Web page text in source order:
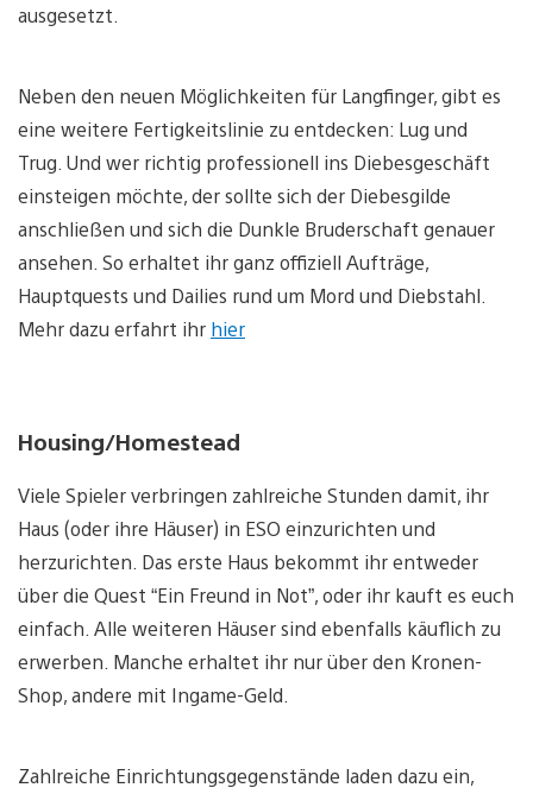
ausgesetzt.
Neben den neuen Möglichkeiten für Langfinger, gibt es
eine weitere Fertigkeitslinie zu entdecken: Lug und
Trug. Und wer richtig professionell ins Diebesgeschäft
einsteigen möchte, der sollte sich der Diebesgilde
anschließen und sich die Dunkle Bruderschaft genauer
ansehen. So erhaltet ihr ganz offiziell Aufträge,
Hauptquests und Dailies rund um Mord und Diebstahl.
Mehr dazu erfahrt ihr hier
Housing/Homestead
Viele Spieler verbringen zahlreiche Stunden damit, ihr
Haus (oder ihre Häuser) in ESO einzurichten und
herzurichten. Das erste Haus bekommt ihr entweder
über die Quest “Ein Freund in Not”, oder ihr kauft es euch
einfach. Alle weiteren Häuser sind ebenfalls käuflich zu
erwerben. Manche erhaltet ihr nur über den Kronen-
Shop, andere mit Ingame-Geld.
Zahlreiche Einrichtungsgegenstände laden dazu ein,